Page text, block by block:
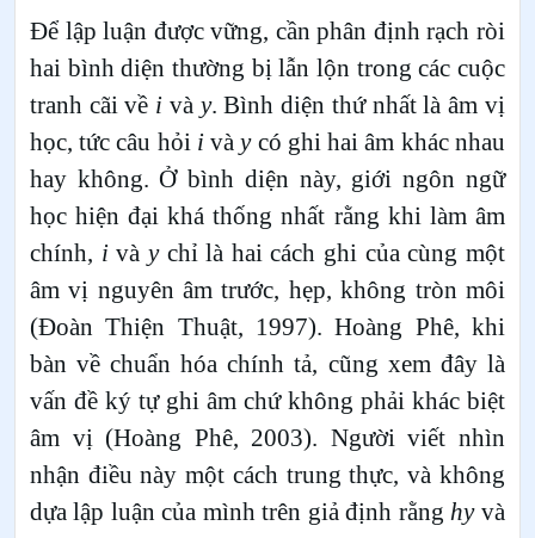
Để lập luận được vững, cần phân định rạch ròi
hai bình diện thường bị lẫn lộn trong các cuộc
tranh cãi về i và y. Bình diện thứ nhất là âm vị
học, tức câu hỏi ivàycó ghi hai âm khác nhau
hay không. Ở bình diện này, giới ngôn ngữ
học hiện đại khá thống nhất rằng khi làm âm
chính, ivà ychỉ là hai cách ghi của cùng một
âm vị nguyên âm trước, hẹp, không tròn môi
(Đoàn Thiện Thuật, 1997). Hoàng Phê, khi
bàn về chuẩn hóa chính tả, cũng xem đây là
vấn đề ký tự ghi âm chứ không phải khác biệt
âm vị (Hoàng Phê, 2003). Người viết nhìn
nhận điều này một cách trung thực, và không
dựa lập luận của mình trên giả định rằng hyvà